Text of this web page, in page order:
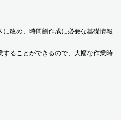
に改め、時間割作成に必要な基礎情報
することができるので、大幅な作業時